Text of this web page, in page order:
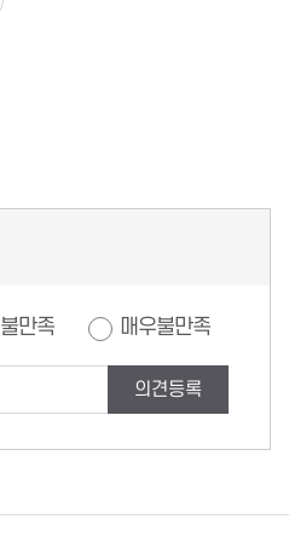
불만족 매우불만족
의견등록